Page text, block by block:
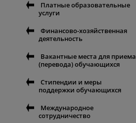
Платные образовательные
услуги
Финансово-хозяйственная
деятельность
Вакантные места для приема
(перевода) обучающихся
Стипендии и меры
поддержки обучающихся
Международное
сотрудничество